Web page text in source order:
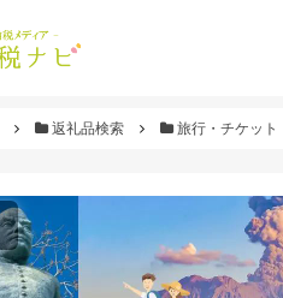
返礼品検索 旅行・チケット